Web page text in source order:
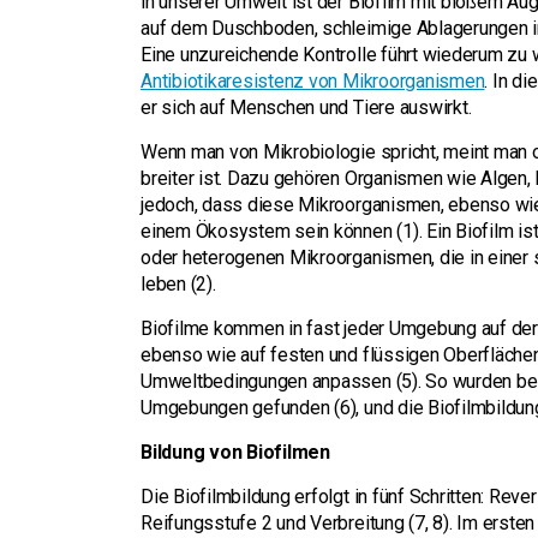
auf dem Duschboden, schleimige
Eine unzureichende Kontrolle führt wiederum
Antibiotikaresistenz von Mikroorganismen. In
er sich auf Menschen und Tiere auswirkt.
Wenn man von Mikrobiologie spricht, meint
breiter ist. Dazu gehören Organismen wie
jedoch, dass diese Mikroorganismen, ebenso
einem Ökosystem sein können (1). Ein Biofilm
oder heterogenen Mikroorganismen, die in
leben (2).
Biofilme kommen in fast jeder Umgebung auf
ebenso wie auf festen und flüssigen
Umweltbedingungen anpassen (5). So wurden
Umgebungen gefunden (6), und die
Bildung von Biofilmen
Die Biofilmbildung erfolgt in fünf Schritten:
Reifungsstufe 2 und Verbreitung (7, 8). Im